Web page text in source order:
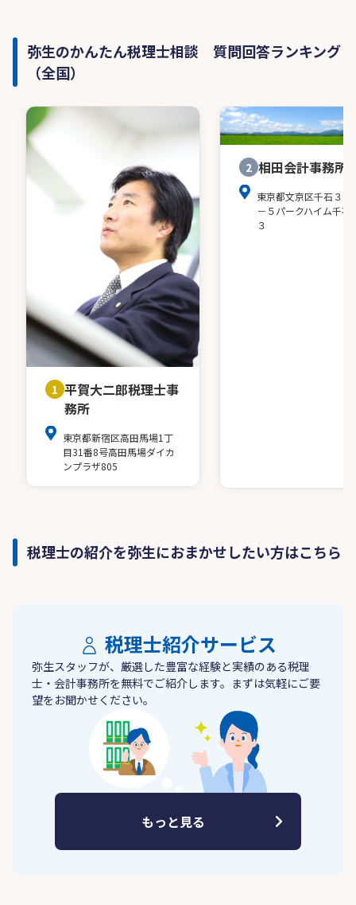
弥生のかんたん税理士相談 質問回答ランキング
（全国）
1 平賀大二郎税理士事
務所
東京都新宿区高田馬場1丁
目31番8号高田馬場ダイカ
ンプラザ805
2 相田会計事務所
東京都文京区千石３－
－５パークハイム千石
３
税理士の紹介を弥生におまかせしたい方はこちら
税理士紹介サービス
弥生スタッフが、厳選した豊富な経験と実績のある税理
士・会計事務所を無料でご紹介します。まずは気軽にご要
望をお聞かせください。
もっと見る